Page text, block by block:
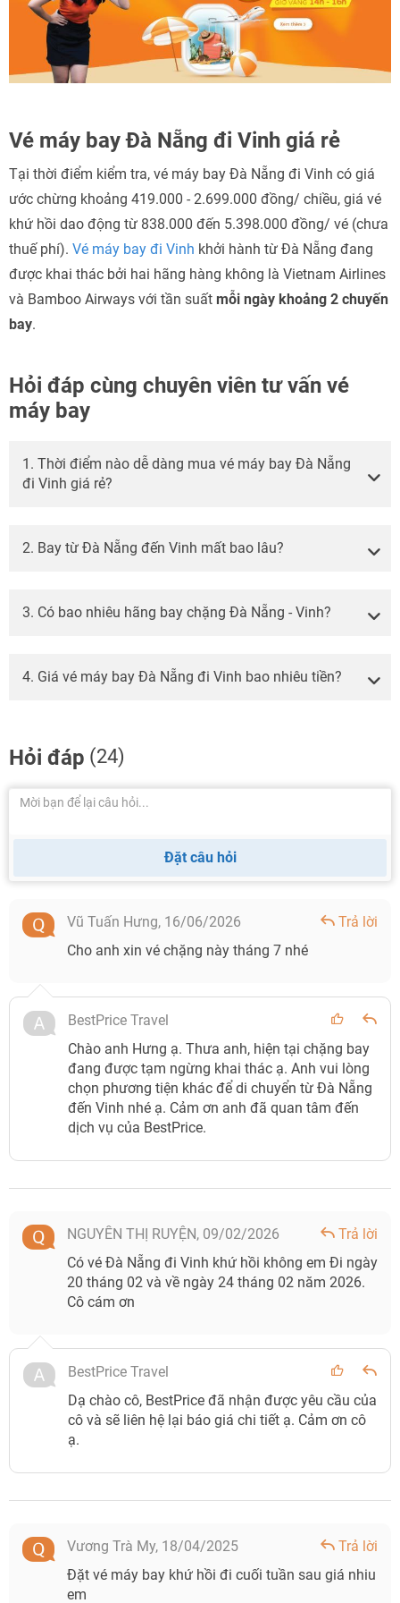
Vé máy bay Đà Nẵng đi Vinh giá rẻ
Tại thời điểm kiểm tra, vé máy bay Đà Nẵng đi Vinh có giá
ước chừng khoảng 419.000 - 2.699.000 đồng/ chiều, giá vé
khứ hồi dao động từ 838.000 đến 5.398.000 đồng/ vé (chưa
thuế phí). Vé máy bay đi Vinh khởi hành từ Đà Nẵng đang
được khai thác bởi hai hãng hàng không là Vietnam Airlines
và Bamboo Airways với tần suất mỗi ngày khoảng 2 chuyến
bay.
Hỏi đáp cùng chuyên viên tư vấn vé
máy bay
1. Thời điểm nào dễ dàng mua vé máy bay Đà Nẵng
đi Vinh giá rẻ?
2. Bay từ Đà Nẵng đến Vinh mất bao lâu?
3. Có bao nhiêu hãng bay chặng Đà Nẵng - Vinh?
4. Giá vé máy bay Đà Nẵng đi Vinh bao nhiêu tiền?
Hỏi đáp (24)
Đặt câu hỏi
Vũ Tuấn Hưng, 16/06/2026
Trả lời
Cho anh xin vé chặng này tháng 7 nhé
BestPrice Travel
Chào anh Hưng ạ. Thưa anh, hiện tại chặng bay
đang được tạm ngừng khai thác ạ. Anh vui lòng
chọn phương tiện khác để di chuyển từ Đà Nẵng
đến Vinh nhé ạ. Cảm ơn anh đã quan tâm đến
dịch vụ của BestPrice.
NGUYỄN THỊ RUYỆN, 09/02/2026
Trả lời
Có vé Đà Nẵng đi Vinh khứ hồi không em Đi ngày
20 tháng 02 và về ngày 24 tháng 02 năm 2026.
Cô cám ơn
BestPrice Travel
Dạ chào cô, BestPrice đã nhận được yêu cầu của
cô và sẽ liên hệ lại báo giá chi tiết ạ. Cảm ơn cô
ạ.
Vương Trà My, 18/04/2025
Trả lời
Đặt vé máy bay khứ hồi đi cuối tuần sau giá nhiu
em